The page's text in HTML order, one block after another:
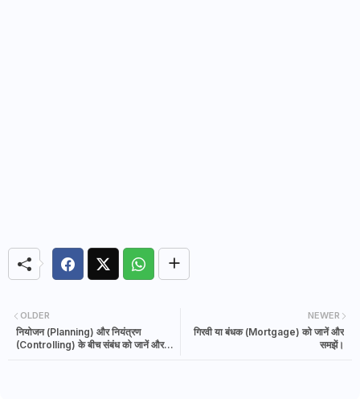
NEWER
गिरवी या बंधक (Mortgage) को जानें और
समझें।
OLDER
नियोजन (Planning) और नियंत्रण
(Controlling) के बीच संबंध को जानें और